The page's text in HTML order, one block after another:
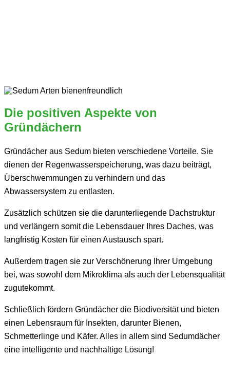
Die positiven Aspekte von
Gründächern
Gründächer aus Sedum bieten verschiedene Vorteile. Sie
dienen der Regenwasserspeicherung, was dazu beiträgt,
Überschwemmungen zu verhindern und das
Abwassersystem zu entlasten.
Zusätzlich schützen sie die darunterliegende Dachstruktur
und verlängern somit die Lebensdauer Ihres Daches, was
langfristig Kosten für einen Austausch spart.
Außerdem tragen sie zur Verschönerung Ihrer Umgebung
bei, was sowohl dem Mikroklima als auch der Lebensqualität
zugutekommt.
Schließlich fördern Gründächer die Biodiversität und bieten
einen Lebensraum für Insekten, darunter Bienen,
Schmetterlinge und Käfer. Alles in allem sind Sedumdächer
eine intelligente und nachhaltige Lösung!